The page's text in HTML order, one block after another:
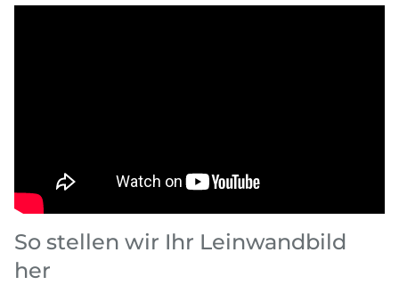
So stellen wir Ihr Leinwandbild
her